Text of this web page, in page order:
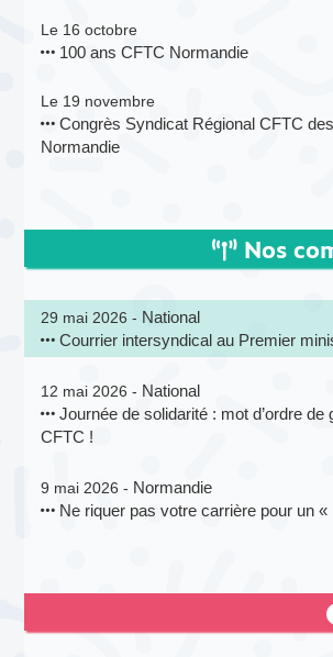
Le 16 octobre
100 ans CFTC Normandie
Le 19 novembre
Congrès Syndicat Régional CFTC
Normandie
Nos
29 mai 2026 - National
Courrier intersyndical au Premier
12 mai 2026 - National
Journée de solidarité : mot d’ordre de
CFTC !
9 mai 2026 - Normandie
Ne riquer pas votre carrière pour un «